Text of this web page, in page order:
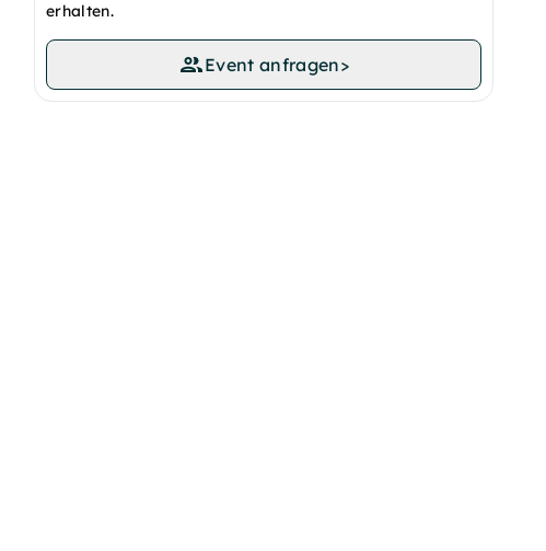
erhalten.
Event anfragen>